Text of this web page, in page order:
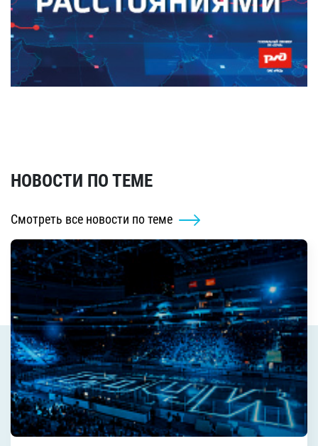
НОВОСТИ ПО ТЕМЕ
Смотреть все новости по теме